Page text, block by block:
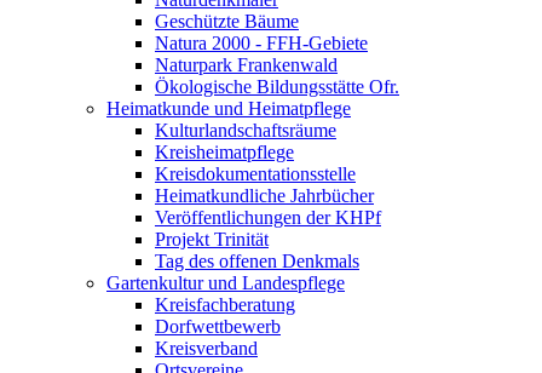
Geschützte Bäume
Natura 2000 - FFH-Gebiete
Naturpark Frankenwald
Ökologische Bildungsstätte Ofr.
Heimatkunde und Heimatpflege
Kulturlandschaftsräume
Kreisheimatpflege
Kreisdokumentationsstelle
Heimatkundliche Jahrbücher
Veröffentlichungen der KHPf
Projekt Trinität
Tag des offenen Denkmals
Gartenkultur und Landespflege
Kreisfachberatung
Dorfwettbewerb
Kreisverband